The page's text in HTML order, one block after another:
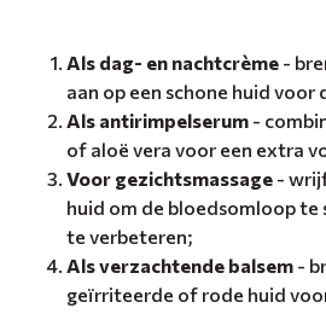
Als dag- en nachtcrème -
aan op een schone huid
Als antirimpelserum -
of aloë vera voor een extra
Voor gezichtsmassage -
huid om de bloedsomloop
te verbeteren;
Als verzachtende balsem -
geïrriteerde of rode huid